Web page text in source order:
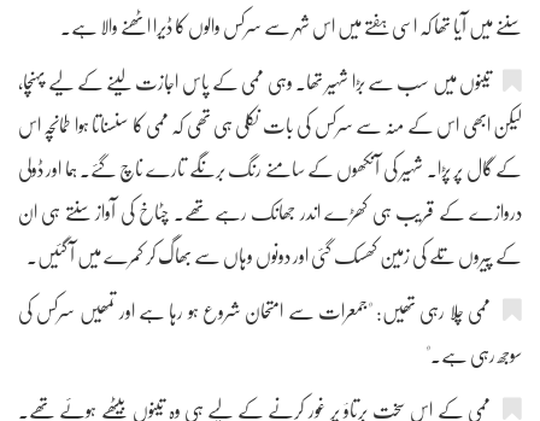
سننے میں آیا تھا کہ اسی ہفتے میں اس شہر سے سرکس والوں کا ڈیرا اٹھنے والا ہے۔
تینوں میں سب سے بڑا شہیر تھا۔ وہی ممی کے پاس اجازت لینے کے لیے پہنچا،
لیکن ابھی اس کے منہ سے سرکس کی بات نکلی ہی تھی کہ ممی کا سنسناتا ہوا طمانچہ اس
کے گال پر پڑا۔ شہیر کی آنکھوں کے سامنے رنگ برنگے تارے ناچ گئے۔ ہما اور ڈولی
دروازے کے قریب ہی کھڑے اندر جھانک رہے تھے۔ چٹاخ کی آواز سنتے ہی ان
کے پیروں تلے کی زمین کھسک گئی اور دونوں وہاں سے بھاگ کر کمرے میں آ گئیں۔
ممی چلا رہی تھیں: "جمعرات سے امتحان شروع ہو رہا ہے اور تمھیں سرکس کی
سوجھ رہی ہے۔"
ممی کے اس سخت برتاؤ پر غور کرنے کے لیے ہی وہ تینوں بیٹھے ہوئے تھے۔